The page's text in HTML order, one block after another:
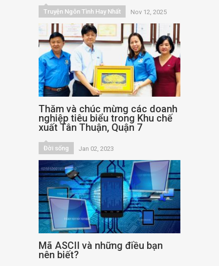
Truyện Ngôn Tình Hay Nhất Nov 12, 2025
Thăm và chúc mừng các doanh
nghiệp tiêu biểu trong Khu chế
xuất Tân Thuận, Quận 7
Đời sống Jan 02, 2023
Mã ASCII và những điều bạn
nên biết?